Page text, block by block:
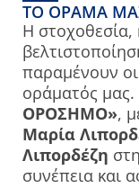
ΤΟ ΌΡΑΜΆ
Η στοχοθεσία,
παραμένουν οι
οράματός μας.
ΟΡΟΣΗΜΟ»,
Μαρία
Λιπορδέζη
συνέπεια και